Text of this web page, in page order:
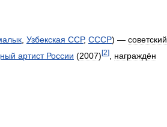
Узбекская ССР, СССР) — советский
артист России (2007)[2]
награждён